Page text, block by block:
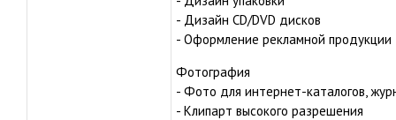
- Дизайн CD/DVD дисков
- Оформление рекламной продукции
Фотография
- Фото для интернет-каталогов,
- Клипарт высокого разрешения